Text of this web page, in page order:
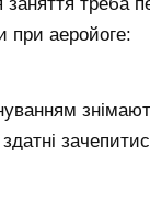
при аеройоге: